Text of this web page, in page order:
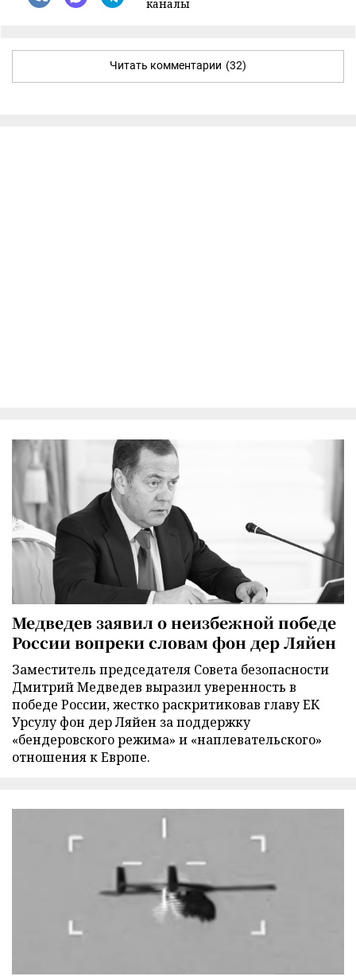
каналы
Читать комментарии (32)
Медведев заявил о неизбежной победе
России вопреки словам фон дер Ляйен
Заместитель председателя Совета безопасности
Дмитрий Медведев выразил уверенность в
победе России, жестко раскритиковав главу ЕК
Урсулу фон дер Ляйен за поддержку
«бендеровского режима» и «наплевательского»
отношения к Европе.